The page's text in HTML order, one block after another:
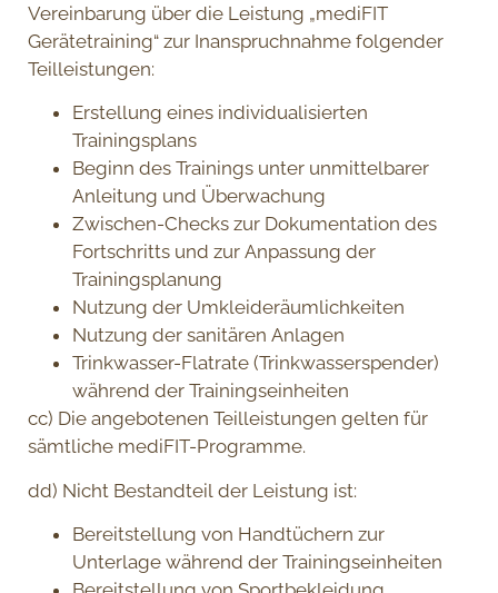
Vereinbarung über die Leistung „mediFIT
Gerätetraining“ zur Inanspruchnahme folgender
Teilleistungen:
Erstellung eines individualisierten
Trainingsplans
Beginn des Trainings unter unmittelbarer
Anleitung und Überwachung
Zwischen-Checks zur Dokumentation des
Fortschritts und zur Anpassung der
Trainingsplanung
Nutzung der Umkleideräumlichkeiten
Nutzung der sanitären Anlagen
Trinkwasser-Flatrate (Trinkwasserspender)
während der Trainingseinheiten
cc) Die angebotenen Teilleistungen gelten für
sämtliche mediFIT-Programme.
dd) Nicht Bestandteil der Leistung ist:
Bereitstellung von Handtüchern zur
Unterlage während der Trainingseinheiten